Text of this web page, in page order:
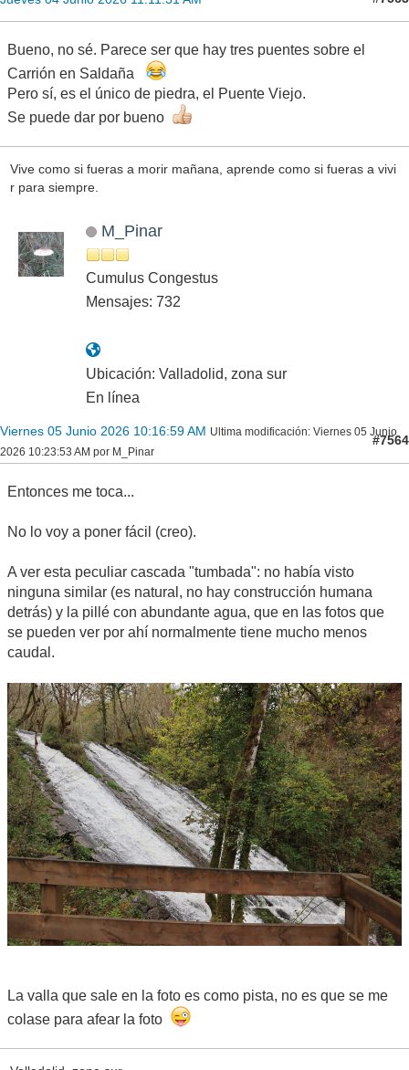
Bueno, no sé. Parece ser que hay tres puentes sobre el
Carrión en Saldaña
Pero sí, es el único de piedra, el Puente Viejo.
Se puede dar por bueno
Vive como si fueras a morir mañana, aprende como si fueras a vivi
r para siempre.
M_Pinar
Cumulus Congestus
Mensajes: 732
Ubicación: Valladolid, zona sur
En línea
Viernes 05 Junio 2026 10:16:59 AM Ultima modificación: Viernes 05 Junio
2026 10:23:53 AM por M_Pinar
#7564
Entonces me toca...
No lo voy a poner fácil (creo).
A ver esta peculiar cascada "tumbada": no había visto
ninguna similar (es natural, no hay construcción humana
detrás) y la pillé con abundante agua, que en las fotos que
se pueden ver por ahí normalmente tiene mucho menos
caudal.
La valla que sale en la foto es como pista, no es que se me
colase para afear la foto